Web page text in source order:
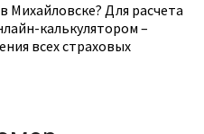
Для расчета
калькулятором –
всех страховых